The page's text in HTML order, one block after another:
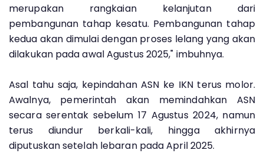
merupakan rangkaian kelanjutan dari
pembangunan tahap kesatu. Pembangunan tahap
kedua akan dimulai dengan proses lelang yang akan
dilakukan pada awal Agustus 2025," imbuhnya.
Asal tahu saja, kepindahan ASN ke IKN terus molor.
Awalnya, pemerintah akan memindahkan ASN
secara serentak sebelum 17 Agustus 2024, namun
terus diundur berkali-kali, hingga akhirnya
diputuskan setelah lebaran pada April 2025.